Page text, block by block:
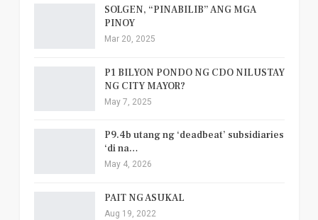
SOLGEN, “PINABILIB” ANG MGA
PINOY
Mar 20, 2025
P1 BILYON PONDO NG CDO NILUSTAY
NG CITY MAYOR?
May 7, 2025
P9.4b utang ng ‘deadbeat’ subsidiaries
‘di na…
May 4, 2026
PAIT NG ASUKAL
Aug 19, 2022